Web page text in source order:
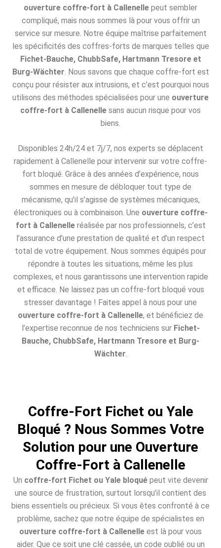
ouverture coffre-fort à Callenelle peut sembler
compliqué, mais nous sommes là pour vous offrir un
service sur mesure. Notre équipe maîtrise parfaitement
les spécificités des coffres-forts de marques telles que
Fichet-Bauche, ChubbSafe, Hartmann Tresore et
Burg-Wächter . Nous savons que chaque coffre-fort est
conçu pour résister aux intrusions, et c’est pourquoi nous
utilisons des méthodes spécialisées pour une ouverture
coffre-fort à Callenelle sans aucun risque pour vos
biens.
Disponibles 24h/24 et 7j/7, nos experts se déplacent
rapidement à Callenelle pour intervenir sur votre coffre-
fort bloqué. Grâce à des années d’expérience, nous
sommes en mesure de débloquer tout type de
mécanisme, qu’il s’agisse de systèmes mécaniques,
électroniques ou à combinaison. Une ouverture coffre-
fort à Callenelleréalisée par nos professionnels, c’est
l’assurance d’une prestation de qualité et d’un respect
total de votre équipement. Nous sommes équipés pour
répondre à toutes les situations, même les plus
complexes, et nous garantissons une intervention rapide
et efficace. Ne laissez pas un coffre-fort bloqué vous
stresser davantage ! Faites appel à nous pour une
ouverture coffre-fort à Callenelle, et bénéficiez de
l’expertise reconnue de nos techniciens sur Fichet-
Bauche, ChubbSafe, Hartmann Tresore et Burg-
Wächter.
Coffre-Fort Fichet ou Yale
Bloqué ? Nous Sommes Votre
Solution pour une Ouverture
Coffre-Fort à Callenelle
Un coffre-fort Fichet ou Yale bloquépeut vite devenir
une source de frustration, surtout lorsqu’il contient des
biens essentiels ou précieux. Si vous êtes confronté à ce
problème, sachez que notre équipe de spécialistes en
ouverture coffre-fort à Callenelle est là pour vous
aider. Que ce soit une clé cassée, un code oublié ou un